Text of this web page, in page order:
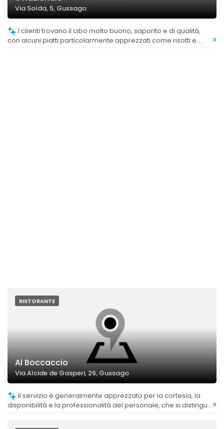
Via Solda, 5, Gussago
con alcuni piatti particolarmente apprezzati come risotti e
»
RISTORANTE
Al Boccaccio
Via Alcide de Gasperi, 26, Gussago
disponibilità e la professionalità del personale, che si distingue»